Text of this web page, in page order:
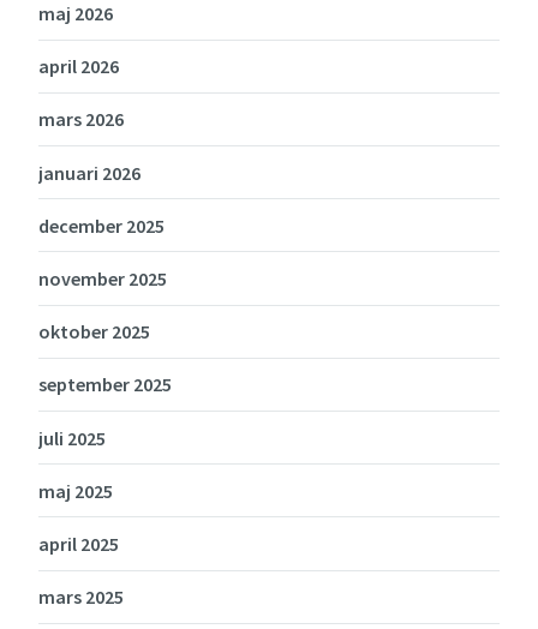
maj 2026
april 2026
mars 2026
januari 2026
december 2025
november 2025
oktober 2025
september 2025
juli 2025
maj 2025
april 2025
mars 2025